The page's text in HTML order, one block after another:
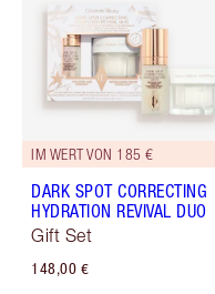
IM WERT VON 185 €
DARK SPOT CORRECTING
HYDRATION REVIVAL DUO
Gift Set
148,00 €